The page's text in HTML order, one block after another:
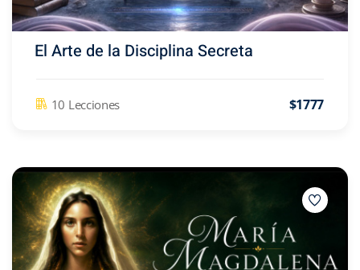
El Arte de la Disciplina Secreta
10 Lecciones $1777